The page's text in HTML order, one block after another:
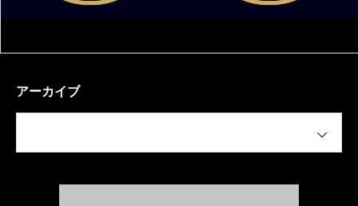
アーカイブ